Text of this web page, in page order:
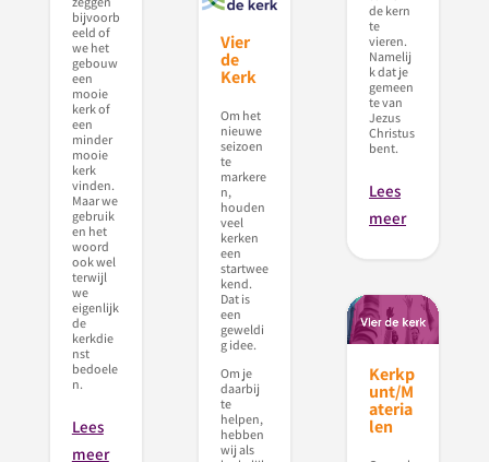
bijvoorb
eeld of
we het
gebouw
een
mooie
kerk of
een
minder
mooie
kerk
vinden.
Maar we
gebruik
en het
woord
ook wel
terwijl
we
eigenlijk
de
kerkdie
nst
bedoele
n.
Lees
meer
de kern
te
vieren.
Namelij
k dat je
gemeen
te van
Jezus
Christus
bent.
Lees
meer
Vier
de
Kerk
Om het
nieuwe
seizoen
te
markere
n,
houden
veel
kerken
een
startwee
kend.
Dat is
een
geweldi
g idee.
Om je
daarbij
te
helpen,
hebben
wij als
Kerkp
unt/M
ateria
len